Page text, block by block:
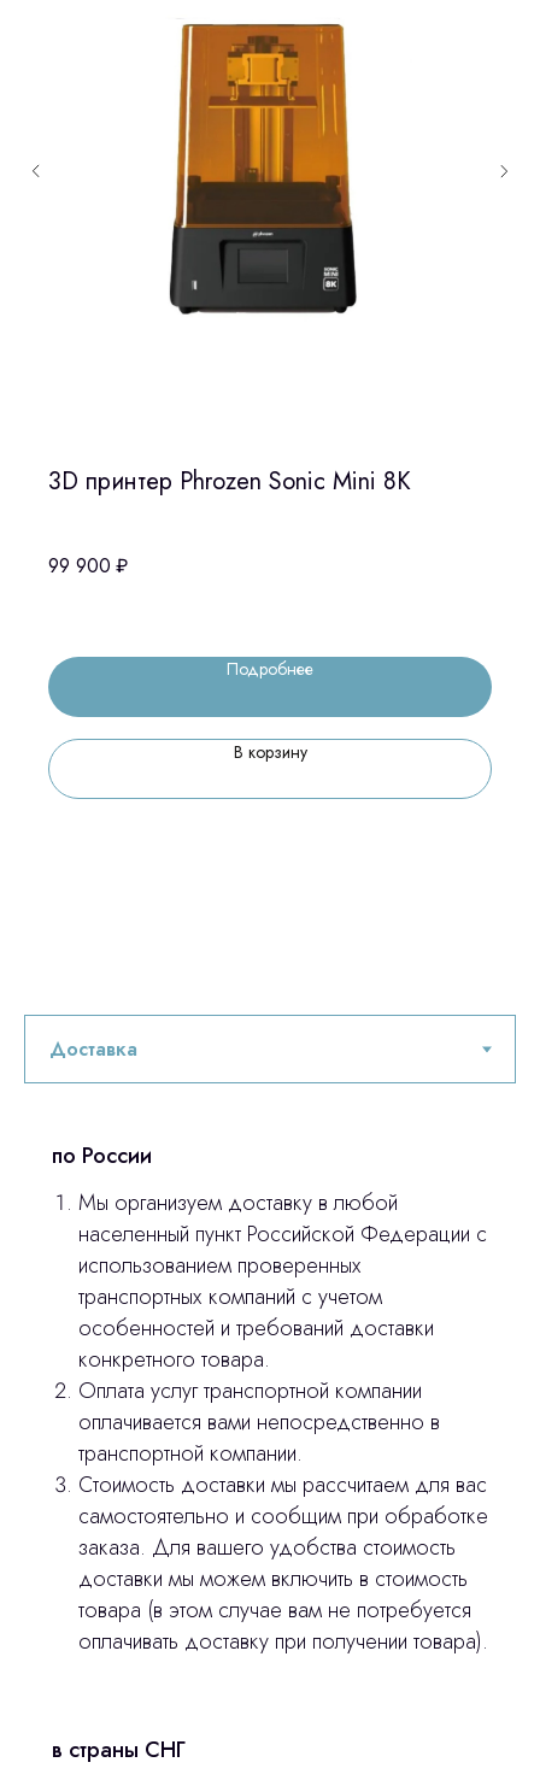
3D принтер Phrozen Sonic Mini 8K
99 900 ₽
Подробнее
В корзину
по России
Мы организуем доставку в любой
населенный пункт Российской Федерации с
использованием проверенных
транспортных компаний с учетом
особенностей и требований доставки
конкретного товара.
Оплата услуг транспортной компании
оплачивается вами непосредственно в
транспортной компании.
Стоимость доставки мы рассчитаем для вас
самостоятельно и сообщим при обработке
заказа. Для вашего удобства стоимость
доставки мы можем включить в стоимость
товара (в этом случае вам не потребуется
оплачивать доставку при получении товара).
в страны СНГ
Остались вопросы
Главная
Продукция
Лицензирование
Изготовление хирургических шаблонов
Оплата и доставка
Политика конфиденциальности
Контакты
stasicus